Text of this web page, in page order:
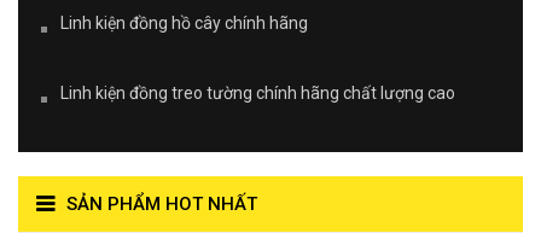
Linh kiện đồng hồ cây chính hãng
Linh kiện đồng treo tường chính hãng chất lượng cao
SẢN PHẨM HOT NHẤT